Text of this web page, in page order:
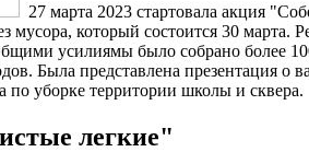
27 марта 2023 стартовала акция
который состоится 30 марта.
усилиямы было собрано более
Была представлена презентация о
по уборке территории школы и сквера.
легкие"